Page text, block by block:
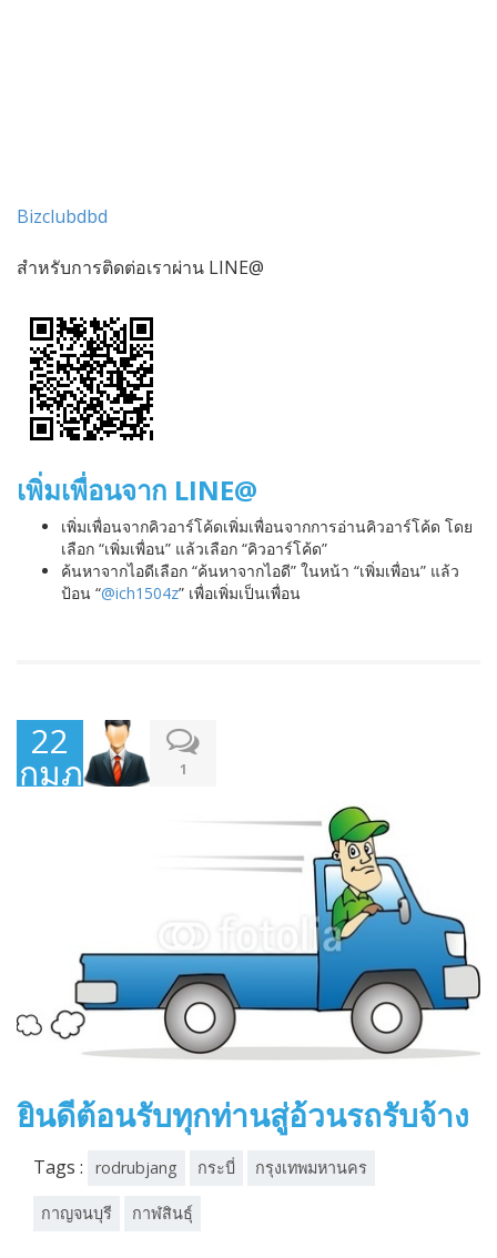
Bizclubdbd
สำหรับการติดต่อเราผ่าน LINE@
เพิ่มเพื่อนจาก LINE@
เพิ่มเพื่อนจากคิวอาร์โค้ดเพิ่มเพื่อนจากการอ่านคิวอาร์โค้ด โดย
เลือก “เพิ่มเพื่อน” แล้วเลือก “คิวอาร์โค้ด”
ค้นหาจากไอดีเลือก “ค้นหาจากไอดี” ในหน้า “เพิ่มเพื่อน” แล้ว
ป้อน “@ich1504z” เพื่อเพิ่มเป็นเพื่อน
22
กุมภาพันธ์ 1
ยินดีต้อนรับทุกท่านสู่อ้วนรถรับจ้าง
Tags : rodrubjang กระบี่ กรุงเทพมหานคร
กาญจนบุรี กาฬสินธุ์